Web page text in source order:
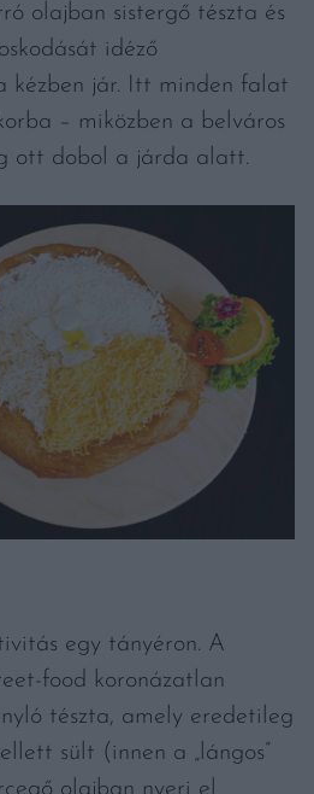
olajban sistergő tészta és
idéző
kézben jár. Itt minden falat
– miközben a belváros
ott dobol a járda alatt.
egy tányéron. A
food koronázatlan
tészta, amely eredetileg
sült (innen a „lángos”